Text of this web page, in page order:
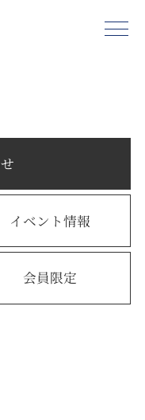
イベント情報
会員限定